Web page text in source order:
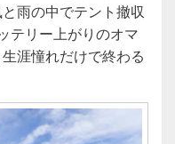
雨の中でテント撤収
テリー上がりのオマ
涯憧れだけで終わる